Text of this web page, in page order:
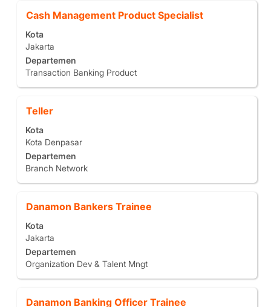
informasi
tersebut.
Jabatan
Cash Management Product Specialist
Kota
Jakarta
Departemen
Transaction Banking Product
Pilih
bilah
spasi
untuk
melihat
konten
informasi
tersebut.
Jabatan
Teller
Kota
Kota Denpasar
Departemen
Branch Network
Pilih
bilah
spasi
untuk
melihat
konten
informasi
tersebut.
Jabatan
Danamon Bankers Trainee
Kota
Jakarta
Departemen
Organization Dev & Talent Mngt
Pilih
bilah
spasi
untuk
melihat
konten
informasi
Jabatan
Danamon Banking Officer Trainee
Pilih